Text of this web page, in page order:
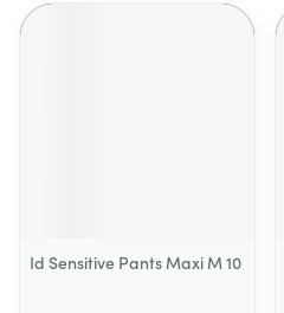
Id Sensitive Pants Maxi M 10